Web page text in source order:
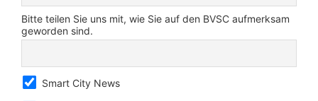
Bitte teilen Sie uns mit, wie Sie auf den BVSC aufmerksam
geworden sind.
Smart City News